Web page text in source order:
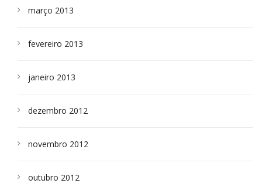
março 2013
fevereiro 2013
janeiro 2013
dezembro 2012
novembro 2012
outubro 2012